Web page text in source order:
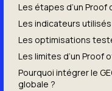
Les étapes d’un Proof
Les indicateurs utilisés
Les optimisations
Les limites d’un Proof
Pourquoi intégrer le
globale ?